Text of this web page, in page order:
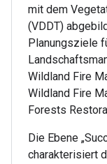
mit dem
(VDDT)
Planungsziele
Wildland Fire
Wildland Fire
Forests
Die Ebene
charakterisiert